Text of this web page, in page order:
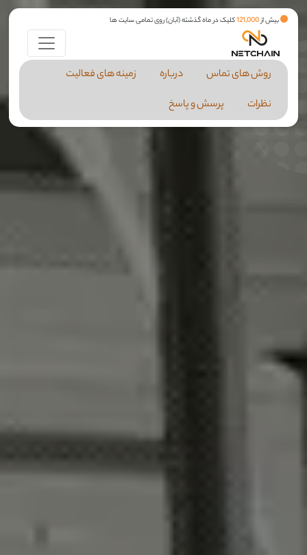
بیش از121,000کلیک در ماه گذشته (آبان) روی تمامی سایت ها
روش های تماس درباره
زمینه های فعالیت
نظرات
پرسش و پاسخ